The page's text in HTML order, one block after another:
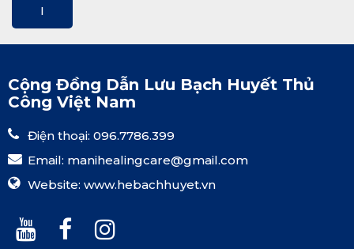
I
Cộng Đồng Dẫn Lưu Bạch Huyết Thủ
Công Việt Nam
Điện thoại: 096.7786.399
Email: manihealingcare@gmail.com
Website: www.hebachhuyet.vn